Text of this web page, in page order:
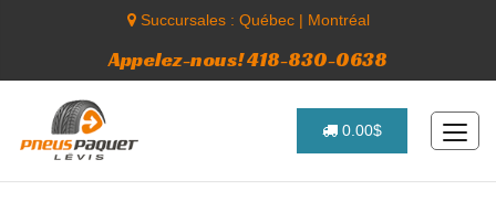
Succursales : Québec| Montréal
Appelez-nous! 418-830-0638
0.00$